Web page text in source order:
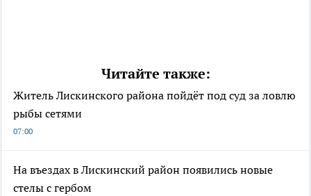
Читайте также:
Житель Лискинского района пойдёт под суд за ловлю
рыбы сетями
07:00
На въездах в Лискинский район появились новые
стелы с гербом